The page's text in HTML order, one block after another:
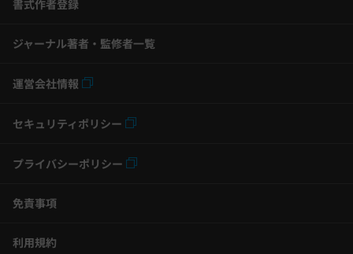
書式作者登録
ジャーナル著者・監修者一覧
運営会社情報
セキュリティポリシー
プライバシーポリシー
免責事項
利用規約